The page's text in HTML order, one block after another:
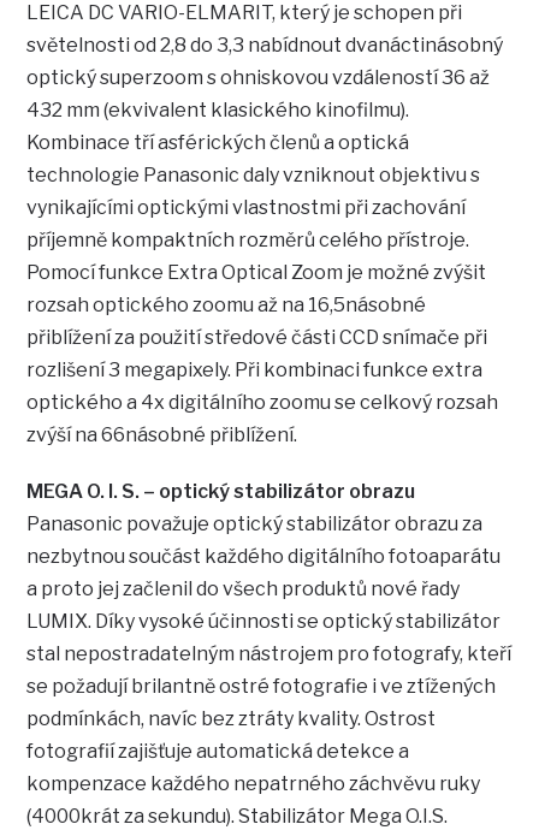
LEICA DC VARIO-ELMARIT, který je schopen při
světelnosti od 2,8 do 3,3 nabídnout dvanáctinásobný
optický superzoom s ohniskovou vzdáleností 36 až
432 mm (ekvivalent klasického kinofilmu).
Kombinace tří asférických členů a optická
technologie Panasonic daly vzniknout objektivu s
vynikajícími optickými vlastnostmi při zachování
příjemně kompaktních rozměrů celého přístroje.
Pomocí funkce Extra Optical Zoom je možné zvýšit
rozsah optického zoomu až na 16,5násobné
přiblížení za použití středové části CCD snímače při
rozlišení 3 megapixely. Při kombinaci funkce extra
optického a 4x digitálního zoomu se celkový rozsah
zvýší na 66násobné přiblížení.
MEGA O. I. S. – optický stabilizátor obrazu
Panasonic považuje optický stabilizátor obrazu za
nezbytnou součást každého digitálního fotoaparátu
a proto jej začlenil do všech produktů nové řady
LUMIX. Díky vysoké účinnosti se optický stabilizátor
stal nepostradatelným nástrojem pro fotografy, kteří
se požadují brilantně ostré fotografie i ve ztížených
podmínkách, navíc bez ztráty kvality. Ostrost
fotografií zajišťuje automatická detekce a
kompenzace každého nepatrného záchvěvu ruky
(4000krát za sekundu). Stabilizátor Mega O.I.S.